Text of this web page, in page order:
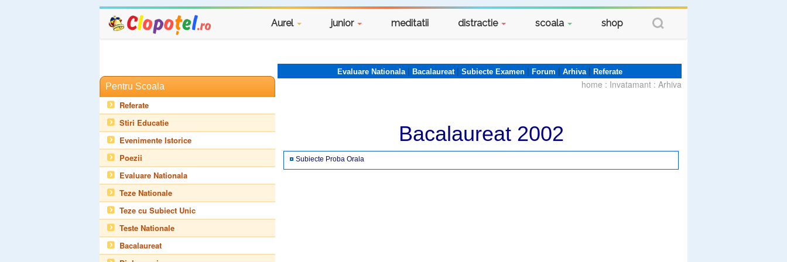
Aurel junior meditatii distractie scoala shop
Pentru Scoala
Referate
Stiri Educatie
Evenimente Istorice
Poezii
Evaluare Nationala
Teze Nationale
Teze cu Subiect Unic
Teste Nationale
Bacalaureat
Evaluare Nationala| Bacalaureat| Subiecte Examen| Forum | Arhiva| Referate
home : Invatamant : Arhiva
Bacalaureat 2002
Subiecte Proba Orala